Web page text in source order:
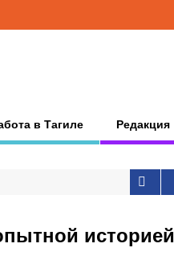
в Тагиле Редакция
историей